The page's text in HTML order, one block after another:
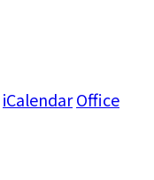
iCalendarOffice